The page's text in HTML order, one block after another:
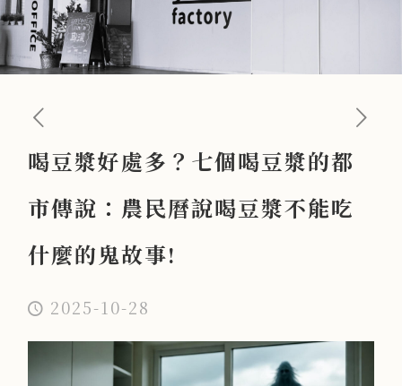
漿不能吃什麼的鬼故事!
喝豆漿好處多？七個喝豆漿的都
市傳說：農民曆說喝豆漿不能吃
什麼的鬼故事!
2025-10-28